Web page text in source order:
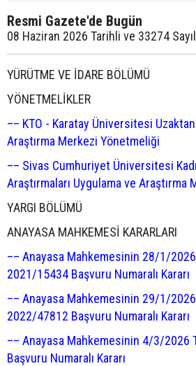
Resmi Gazete'de Bugün
08 Haziran 2026 Tarihli ve 33274
YÜRÜTME VE İDARE BÖLÜMÜ
YÖNETMELİKLER
–– KTO - Karatay Üniversitesi
Araştırma Merkezi Yönetmeliği
–– Sivas Cumhuriyet Üniversitesi
Araştırmaları Uygulama ve
YARGI BÖLÜMÜ
ANAYASA MAHKEMESİ KARARLARI
–– Anayasa Mahkemesinin 28/1/
2021/15434 Başvuru Numaralı Kararı
–– Anayasa Mahkemesinin 29/1/
2022/47812 Başvuru Numaralı Kararı
–– Anayasa Mahkemesinin 4/3/2026
Başvuru Numaralı Kararı